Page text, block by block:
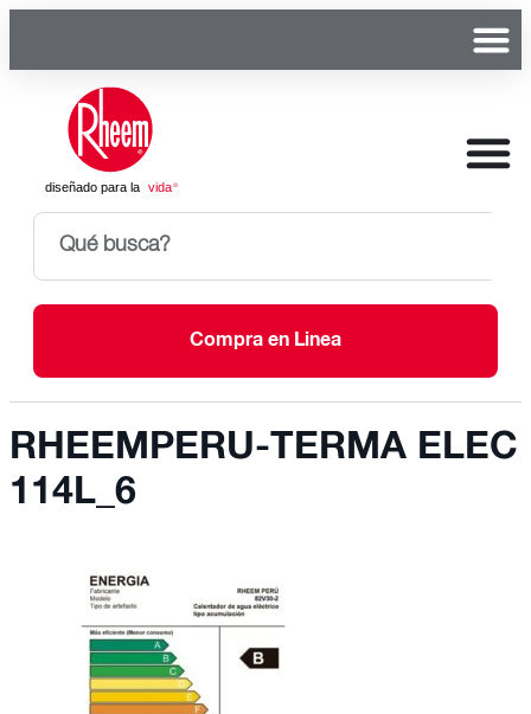
Compra en Linea
RHEEMPERU-TERMA ELEC
114L_6